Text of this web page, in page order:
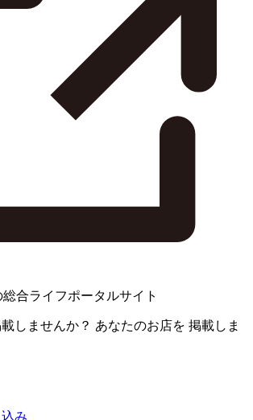
総合ライフポータルサイト
しませんか？ あなたのお店を 掲載しま
み